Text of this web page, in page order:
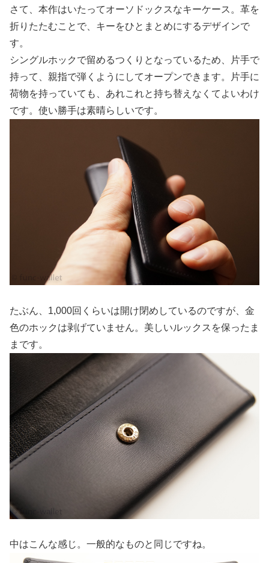
さて、本作はいたってオーソドックスなキーケース。革を
折りたたむことで、キーをひとまとめにするデザインで
す。
シングルホックで留めるつくりとなっているため、片手で
持って、親指で弾くようにしてオープンできます。片手に
荷物を持っていても、あれこれと持ち替えなくてよいわけ
です。使い勝手は素晴らしいです。
たぶん、1,000回くらいは開け閉めしているのですが、金
色のホックは剥げていません。美しいルックスを保ったま
まです。
中はこんな感じ。一般的なものと同じですね。